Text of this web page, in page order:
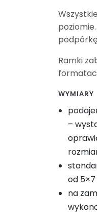
Ramki
WYMIARY
–
od
na